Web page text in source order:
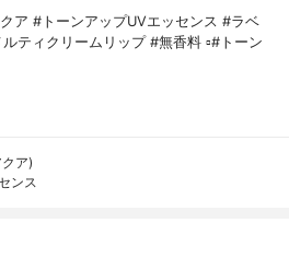
ア #トーンアップUVエッセンス #ラベ
ティクリームリップ #無香料 ▫️#トーン
ア)
ンス